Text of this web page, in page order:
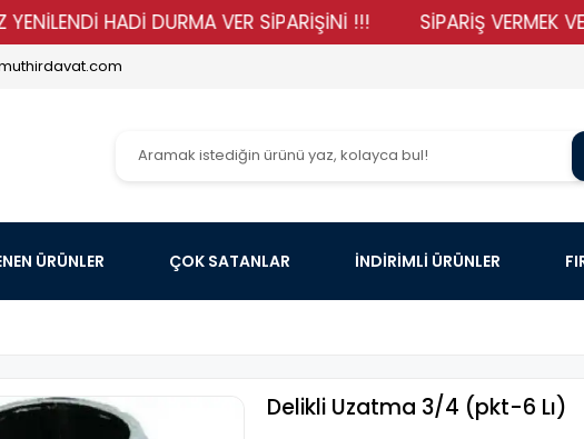
HADİ DURMA VER SİPARİŞİNİ !!! SİPARİŞ VERMEK VE
ÜRÜNLER ÇOK SATANLAR İNDİRİMLİ ÜRÜNLER
Delikli Uzatma 3/4 (pkt-6 Lı)